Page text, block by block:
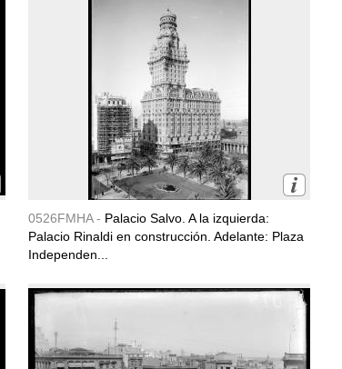
0526FMHA - Palacio Salvo. A la izquierda:
Palacio Rinaldi en construcción. Adelante: Plaza
Independen...